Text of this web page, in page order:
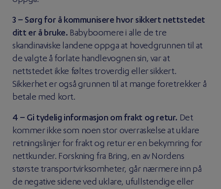
3 – Sørg for å kommunisere hvor sikkert nettstedet
ditt er å bruke. Babyboomere i alle de tre
skandinaviske landene oppga at hovedgrunnen til at
de valgte å forlate handlevognen sin, var at
nettstedet ikke føltes troverdig eller sikkert.
Sikkerhet er også grunnen til at mange foretrekker å
betale med kort.
4 – Gi tydelig informasjon om frakt og retur. Det
kommer ikke som noen stor overraskelse at uklare
retningslinjer for frakt og retur er en bekymring for
nettkunder. Forskning fra Bring, en av Nordens
største transportvirksomheter, går nærmere inn på
de negative sidene ved uklare, ufullstendige eller